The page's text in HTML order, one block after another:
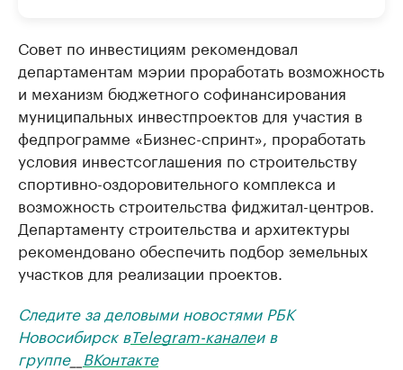
Совет по инвестициям рекомендовал
департаментам мэрии проработать возможность
и механизм бюджетного софинансирования
муниципальных инвестпроектов для участия в
федпрограмме «Бизнес-спринт», проработать
условия инвестсоглашения по строительству
спортивно-оздоровительного комплекса и
возможность строительства фиджитал-центров.
Департаменту строительства и архитектуры
рекомендовано обеспечить подбор земельных
участков для реализации проектов.
Следите за деловыми новостями РБК
Новосибирск вTelegram-каналеи в
группе__ ВКонтакте